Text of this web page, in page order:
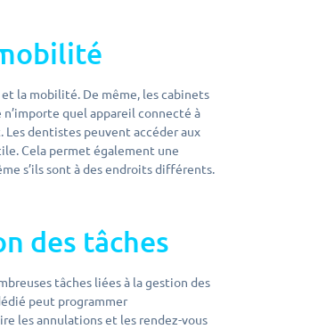
la mobilité. De même, les cabinets
quel appareil connecté à
dentistes peuvent accéder aux
Cela permet également une
s’ils sont à des endroits différents.
des tâches
tâches liées à la gestion des
peut programmer
les annulations et les rendez-vous